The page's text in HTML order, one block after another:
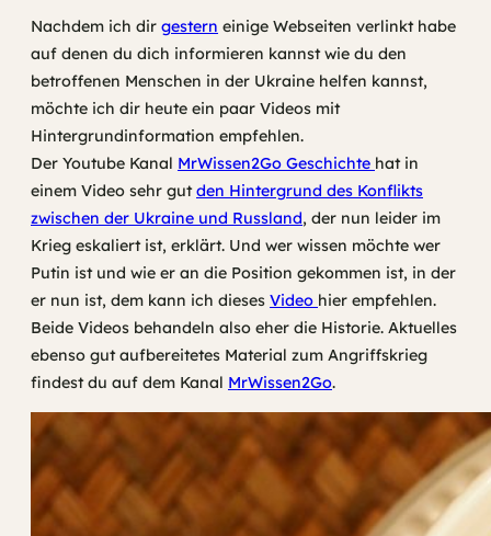
Nachdem ich dir gestern einige Webseiten verlinkt habe
auf denen du dich informieren kannst wie du den
betroffenen Menschen in der Ukraine helfen kannst,
möchte ich dir heute ein paar Videos mit
Hintergrundinformation empfehlen.
Der Youtube Kanal MrWissen2Go Geschichte hat in
einem Video sehr gutden Hintergrund des Konflikts
zwischen der Ukraine und Russland, der nun leider im
Krieg eskaliert ist, erklärt. Und wer wissen möchte wer
Putin ist und wie er an die Position gekommen ist, in der
er nun ist, dem kann ich dieses Video hier empfehlen.
Beide Videos behandeln also eher die Historie. Aktuelles
ebenso gut aufbereitetes Material zum Angriffskrieg
findest du auf dem Kanal MrWissen2Go.